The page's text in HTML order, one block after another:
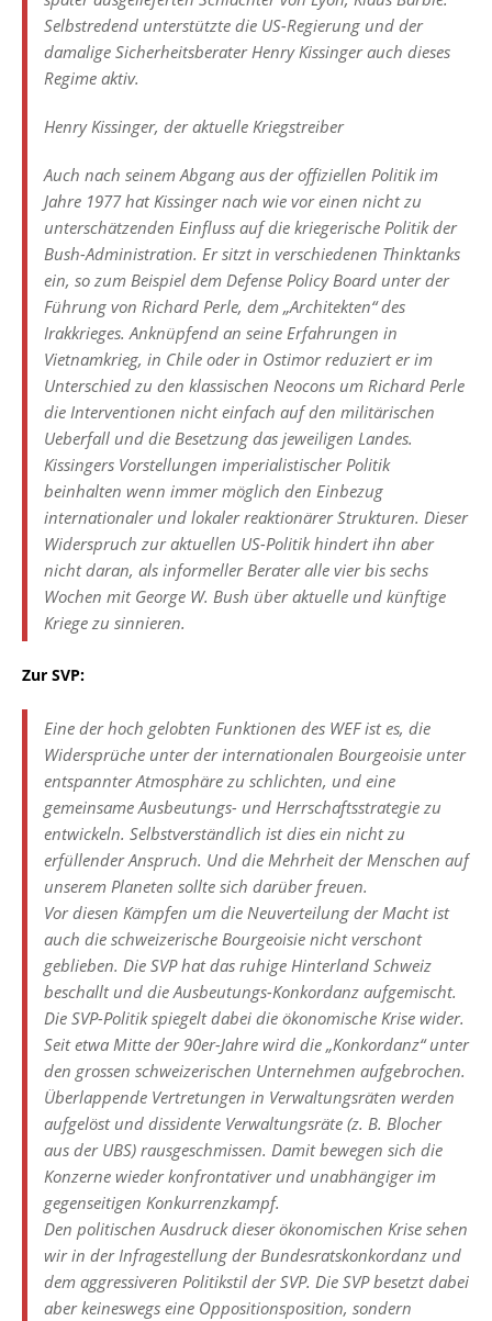
Selbstredend unterstützte die US-Regierung und der
damalige Sicherheitsberater Henry Kissinger auch dieses
Regime aktiv.
Henry Kissinger, der aktuelle Kriegstreiber
Auch nach seinem Abgang aus der offiziellen Politik im
Jahre 1977 hat Kissinger nach wie vor einen nicht zu
unterschätzenden Einfluss auf die kriegerische Politik der
Bush-Administration. Er sitzt in verschiedenen Thinktanks
ein, so zum Beispiel dem Defense Policy Board unter der
Führung von Richard Perle, dem „Architekten“ des
Irakkrieges. Anknüpfend an seine Erfahrungen in
Vietnamkrieg, in Chile oder in Ostimor reduziert er im
Unterschied zu den klassischen Neocons um Richard Perle
die Interventionen nicht einfach auf den militärischen
Ueberfall und die Besetzung das jeweiligen Landes.
Kissingers Vorstellungen imperialistischer Politik
beinhalten wenn immer möglich den Einbezug
internationaler und lokaler reaktionärer Strukturen. Dieser
Widerspruch zur aktuellen US-Politik hindert ihn aber
nicht daran, als informeller Berater alle vier bis sechs
Wochen mit George W. Bush über aktuelle und künftige
Kriege zu sinnieren.
Zur SVP:
Eine der hoch gelobten Funktionen des WEF ist es, die
Widersprüche unter der internationalen Bourgeoisie unter
entspannter Atmosphäre zu schlichten, und eine
gemeinsame Ausbeutungs- und Herrschaftsstrategie zu
entwickeln. Selbstverständlich ist dies ein nicht zu
erfüllender Anspruch. Und die Mehrheit der Menschen auf
unserem Planeten sollte sich darüber freuen.
Vor diesen Kämpfen um die Neuverteilung der Macht ist
auch die schweizerische Bourgeoisie nicht verschont
geblieben. Die SVP hat das ruhige Hinterland Schweiz
beschallt und die Ausbeutungs-Konkordanz aufgemischt.
Die SVP-Politik spiegelt dabei die ökonomische Krise wider.
Seit etwa Mitte der 90er-Jahre wird die „Konkordanz“ unter
den grossen schweizerischen Unternehmen aufgebrochen.
Überlappende Vertretungen in Verwaltungsräten werden
aufgelöst und dissidente Verwaltungsräte (z. B. Blocher
aus der UBS) rausgeschmissen. Damit bewegen sich die
Konzerne wieder konfrontativer und unabhängiger im
gegenseitigen Konkurrenzkampf.
Den politischen Ausdruck dieser ökonomischen Krise sehen
wir in der Infragestellung der Bundesratskonkordanz und
dem aggressiveren Politikstil der SVP. Die SVP besetzt dabei
aber keineswegs eine Oppositionsposition, sondern